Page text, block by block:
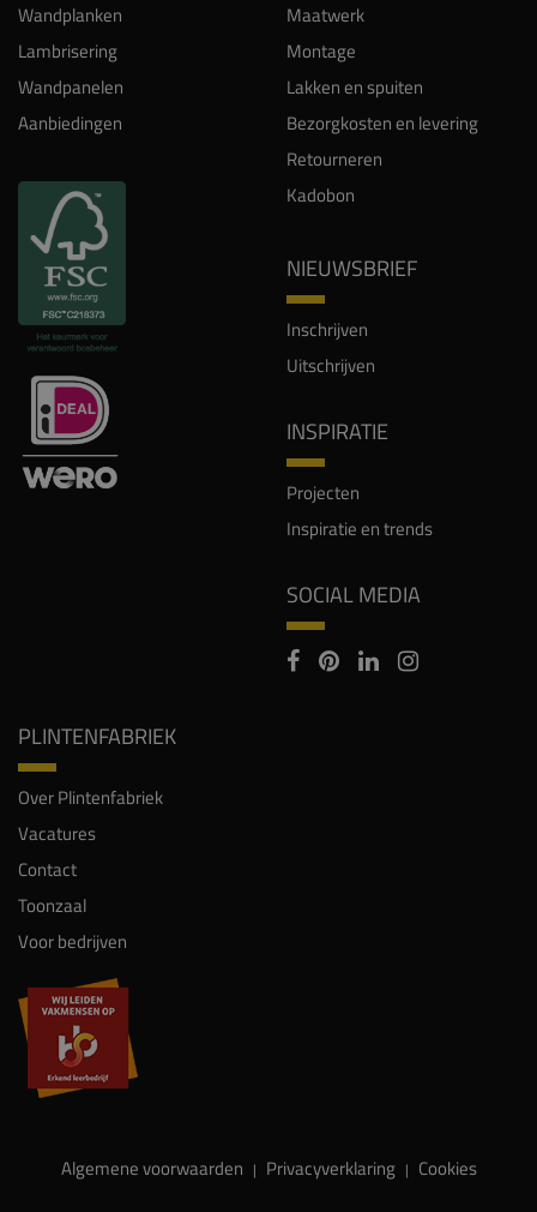
Wandplanken
Lambrisering
Wandpanelen
Aanbiedingen
Maatwerk
Montage
Lakken en spuiten
Bezorgkosten en levering
Retourneren
Kadobon
NIEUWSBRIEF
Inschrijven
Uitschrijven
INSPIRATIE
Projecten
Inspiratie en trends
SOCIAL MEDIA
PLINTENFABRIEK
Over Plintenfabriek
Vacatures
Contact
Toonzaal
Voor bedrijven
Algemene voorwaarden | Privacyverklaring | Cookies